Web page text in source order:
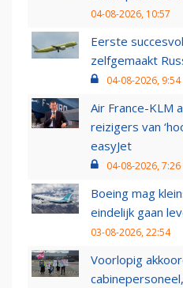
04-08-2026, 10:57
Eerste
zelfgemaakt
04-08-2026, 9:54
Air France-KLM
reizigers van
easyJet
04-08-2026, 7:26
Boeing mag
eindelijk gaan
03-08-2026, 22:54
Voorlopig